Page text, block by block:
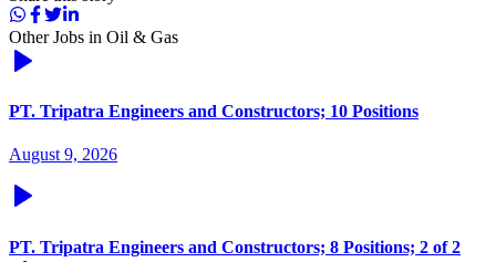
Other Jobs in Oil & Gas
PT. Tripatra Engineers and Constructors; 10 Positions
August 9, 2026
PT. Tripatra Engineers and Constructors; 8 Positions; 2 of 2